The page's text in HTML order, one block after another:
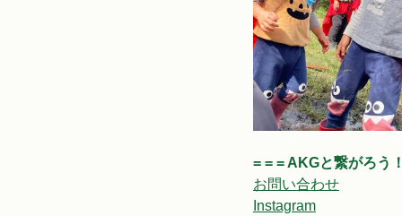
= = = AKGと繋がろう
お問い合わせ
Instagram